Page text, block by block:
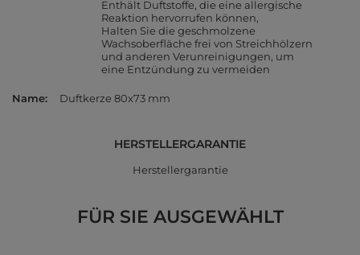
Enthält Duftstoffe, die eine allergische
Reaktion hervorrufen können
Halten Sie die geschmolzene
Wachsoberfläche frei von Streichhölzern
und anderen Verunreinigungen, um
eine Entzündung zu vermeiden
Name Duftkerze 80x73 mm
HERSTELLERGARANTIE
Herstellergarantie
FÜR SIE AUSGEWÄHLT